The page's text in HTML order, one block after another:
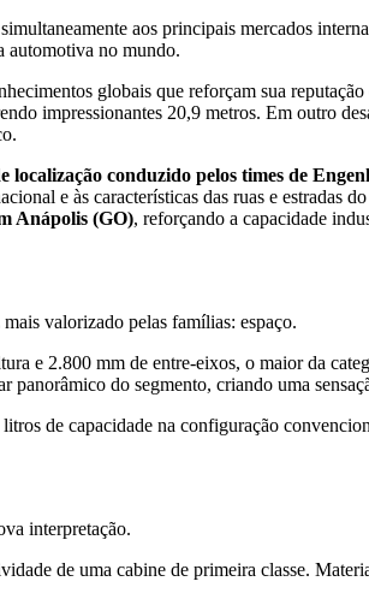
aos principais mercados
automotiva no mundo.
globais que reforçam sua
impressionantes 20,9 metros. Em outro
localização conduzido pelos times de
e às características das ruas e estradas
Anápolis (GO), reforçando a capacidade
valorizado pelas famílias: espaço.
e 2.800 mm de entre-eixos, o maior da
do segmento, criando uma
de capacidade na configuração
interpretação.
de uma cabine de primeira classe.